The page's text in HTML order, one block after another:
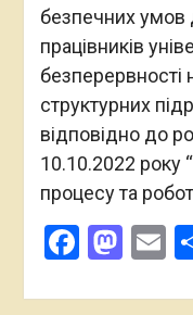
безпечних умов
працівників
безперервності
структурних
відповідно до
10.10.2022 року
процесу та